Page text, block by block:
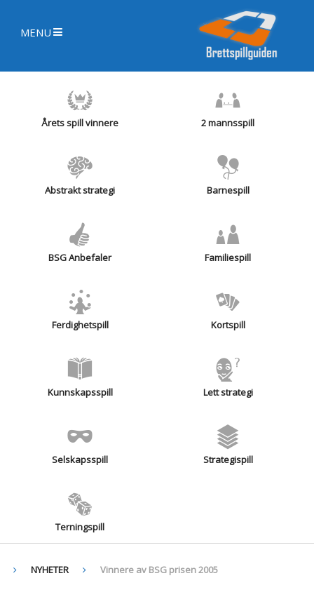
MENU
Årets spill vinnere 2 mannsspill
Abstrakt strategi Barnespill
BSG Anbefaler Familiespill
Ferdighetspill Kortspill
Kunnskapsspill Lett strategi
Selskapsspill Strategispill
Terningspill
NYHETER Vinnere av BSG prisen 2005